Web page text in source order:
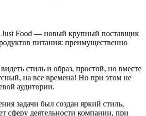
Just Food — новый крупный поставщик
питания: преимущественно
стиль и образ, простой, но вместе
на все времена! Но при этом не
аудитории.
задачи был создан яркий стиль,
сферу деятельности компании, при